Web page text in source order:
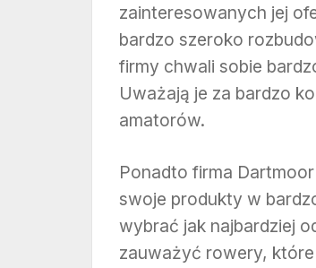
zainteresowanych jej
bardzo szeroko
firmy chwali sobie
Uważają je za bardzo
amatorów.
Ponadto firma
swoje produkty w
wybrać jak najbardziej
zauważyć rowery, które